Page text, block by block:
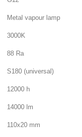
Metal vapour lamp
3000K
88 Ra
S180 (universal)
12000 h
14000 lm
110x20 mm